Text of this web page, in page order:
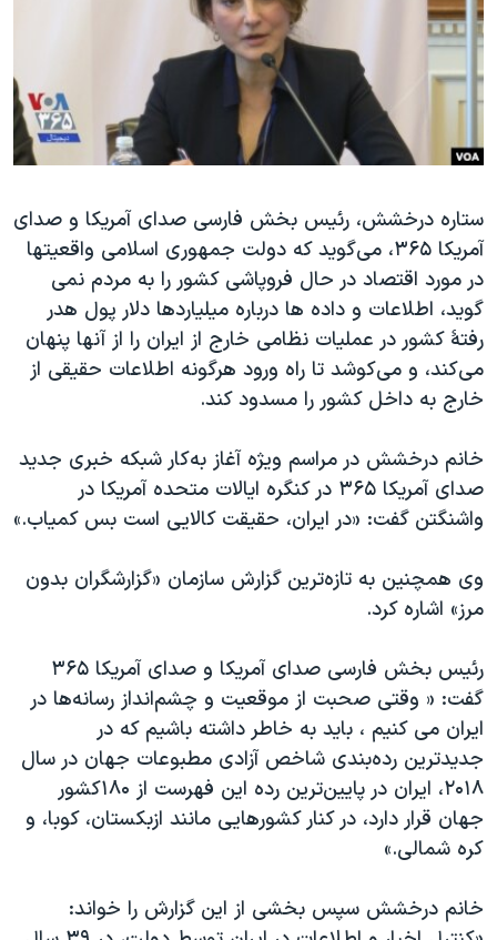
فرهنگ و زندگی
حقوق شهروندی
علم و فناوری
گالری عکس
آرشیو پخش زنده
مستندها
انتخابات ریاست جمهوری آمریکا ۲۰۲۴
حمله جمهوری اسلامی به اسرائیل
رمز مهسا
اعتراضات زن، زندگی، آزادی
مجموعه مستندهای دادخواهی
تریبونال مردمی آبان ۹۸
دادگاه حمید نوری
چهل سال گروگان‌گیری
اعتراضات مردمی آبان ۹۸
اسرائیل در جنگ
همایش محافظه‌کاران آمریکا «سی‌پک»
صفحه‌های ویژه
سفر پرزیدنت ترامپ به چین
دنبال کنید
زبانهای مختلف
ستاره درخشش، رئیس بخش فارسی صدای آمریکا و صدای
آمریکا ۳۶۵، می‌گوید که دولت جمهوری اسلامی واقعیتها
در مورد اقتصاد در حال فروپاشی کشور را به مردم نمی
گوید، اطلاعات و داده ها درباره میلیاردها دلار پول هدر
رفتۀ کشور در عملیات‌ نظامی خارج از ایران را از آنها پنهان
می‌کند، و می‌کوشد تا راه ورود هرگونه اطلاعات حقیقی از
خارج به داخل کشور را مسدود کند.
خانم درخشش در مراسم ویژه آغاز‌ به‌کار شبکه خبری جدید
صدای آمریکا ۳۶۵ در کنگره ایالات متحده آمریکا در
واشنگتن گفت: «در ایران، حقیقت کالایی است بس کمیاب.»
وی همچنین به تازه‌ترین گزارش سازمان «گزارشگران بدون
مرز» اشاره کرد.
رئیس بخش فارسی صدای آمریکا و صدای آمریکا ۳۶۵
گفت: « وقتی صحبت از موقعیت و چشم‌انداز رسانه‌ها در
ایران می کنیم ، باید به خاطر داشته باشیم که در
جدیدترین رده‌بندی شاخص آزادی مطبوعات جهان در سال
۲۰۱۸، ایران در پایین‌ترین رده این فهرست از ۱۸۰کشور
جهان قرار دارد، در کنار کشورهایی مانند ازبکستان، کوبا، و
کره شمالی.»
خانم درخشش سپس بخشی از این گزارش را خواند: